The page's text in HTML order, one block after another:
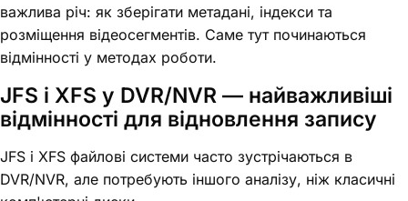
важлива річ: як зберігати метадані, індекси та
розміщення відеосегментів. Саме тут починаються
відмінності у методах роботи.
JFS і XFS у DVR/NVR — найважливіші
відмінності для відновлення запису
JFS і XFS файлові системи часто зустрічаються в
DVR/NVR, але потребують іншого аналізу, ніж класичні